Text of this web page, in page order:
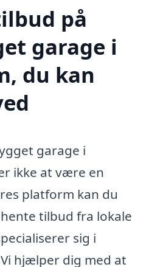
på
garage i
du kan
garage i
ikke at være en
platform kan du
tilbud fra lokale
sig i
hjælper dig med at